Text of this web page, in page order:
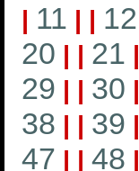
| 11 | | 12
20 | | 21 |
29 | | 30 |
38 | | 39 |
47 | | 48 |